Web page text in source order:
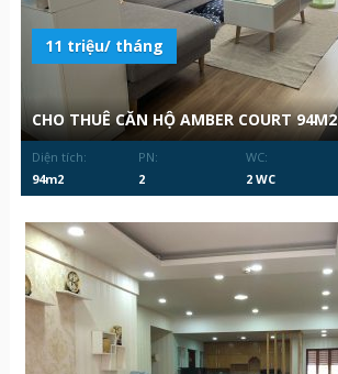
11 triệu/ tháng
CHO THUÊ CĂN HỘ AMBER COURT 94M2
Diện tích:
94m2
PN:
2
WC:
2 WC